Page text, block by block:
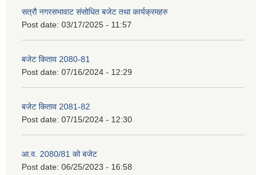
सत्रौ नगरसभावाट संसोधित बजेट तथा कार्यक्रमहरु
Post date: 03/17/2025 - 11:57
बजेट किताव 2080-81
Post date: 07/16/2024 - 12:29
बजेट किताव 2081-82
Post date: 07/15/2024 - 12:30
आ.व. 2080/81 को बजेट
Post date: 06/25/2023 - 16:58